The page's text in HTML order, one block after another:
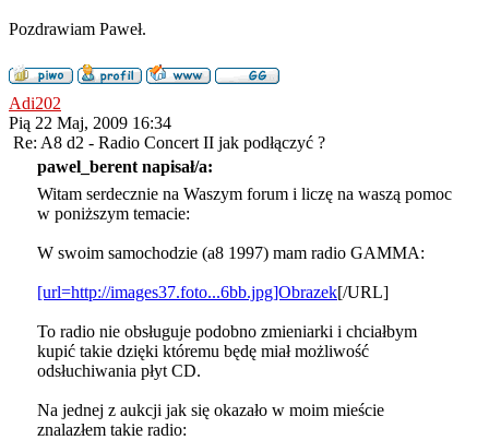
Pozdrawiam Paweł.
Adi202
Pią 22 Maj, 2009 16:34
Re: A8 d2 - Radio Concert II jak podłączyć ?
pawel_berent napisał/a:
Witam serdecznie na Waszym forum i liczę na waszą pomoc
w poniższym temacie:
W swoim samochodzie (a8 1997) mam radio GAMMA:
[url=http://images37.foto...6bb.jpg]Obrazek[/URL]
To radio nie obsługuje podobno zmieniarki i chciałbym
kupić takie dzięki któremu będę miał możliwość
odsłuchiwania płyt CD.
Na jednej z aukcji jak się okazało w moim mieście
znalazłem takie radio: